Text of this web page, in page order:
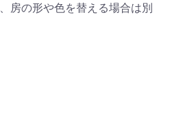
る カートへ進む
房の形や色を替える場合は別